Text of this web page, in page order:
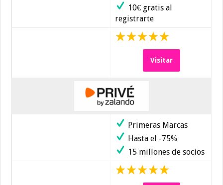
10€ gratis al
registrarte
Visitar
Primeras Marcas
Hasta el -75%
15 millones de socios